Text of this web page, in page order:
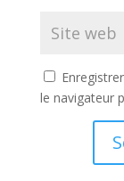
le navigateur